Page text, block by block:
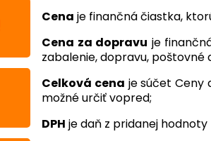
Cena je finančná čiastka,
Cena za dopravu je
zabalenie, dopravu, poštovné
Celková cena je súčet Ceny
možné určiť vopred;
DPH je daň z pridanej